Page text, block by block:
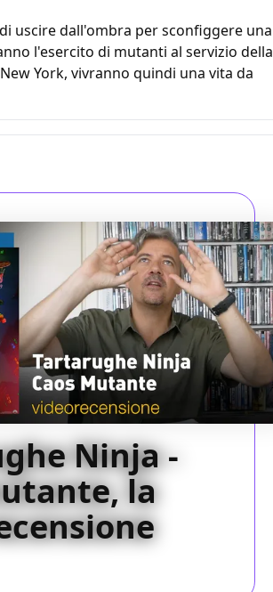
uscire dall'ombra per sconfiggere una
l'esercito di mutanti al servizio della
York, vivranno quindi una vita da
Ninja -
la